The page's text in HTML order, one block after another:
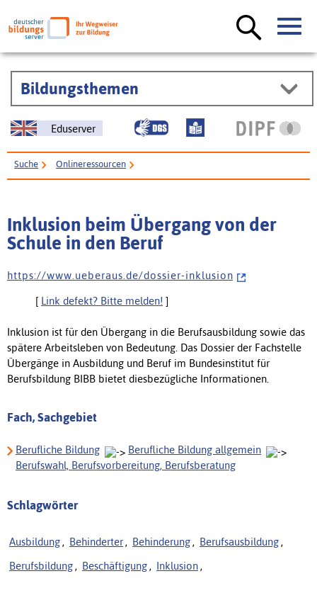
Bildungsthemen
Eduserver
Suche Onlineressourcen
Inklusion beim Übergang von der
Schule in den Beruf
h t t p s : / / w w w . u e b e r a u s . d e / d o s s i e r - i n k l u s i o n
[ Link defekt? Bitte melden! ]
Inklusion ist für den Übergang in die Berufsausbildung sowie das
spätere Arbeitsleben von Bedeutung. Das Dossier der Fachstelle
Übergänge in Ausbildung und Beruf im Bundesinstitut für
Berufsbildung BIBB bietet diesbezügliche Informationen.
Fach, Sachgebiet
Berufliche Bildung
Berufliche Bildung allgemein
Berufswahl, Berufsvorbereitung, Berufsberatung
Schlagwörter
Ausbildung , Behinderter , Behinderung , Berufsausbildung ,
Berufsbildung , Beschäftigung , Inklusion ,